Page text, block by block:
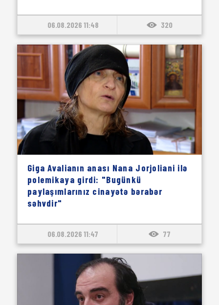
06.08.2026 11:48 320
Giga Avalianın anası Nana Jorjoliani ilə
polemikaya girdi: "Bugünkü
paylaşımlarınız cinayətə bərabər
səhvdir"
06.08.2026 11:47 77